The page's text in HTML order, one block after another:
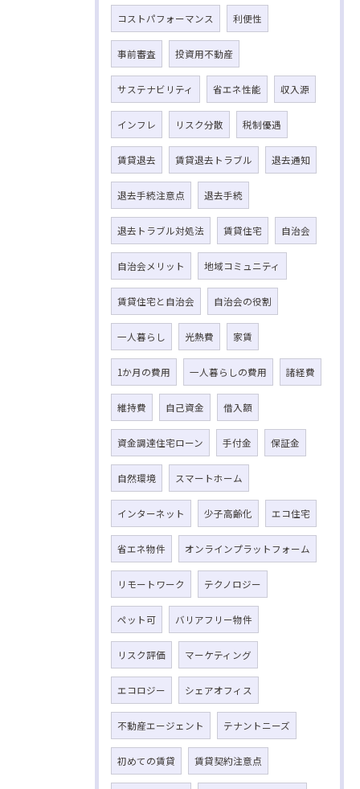
コストパフォーマンス 利便性
事前審査 投資用不動産
サステナビリティ 省エネ性能 収入源
インフレ リスク分散 税制優遇
賃貸退去 賃貸退去トラブル 退去通知
退去手続注意点 退去手続
退去トラブル対処法 賃貸住宅 自治会
自治会メリット 地域コミュニティ
賃貸住宅と自治会 自治会の役割
一人暮らし 光熱費 家賃
1か月の費用 一人暮らしの費用 諸経費
維持費 自己資金 借入額
資金調達住宅ローン 手付金 保証金
自然環境 スマートホーム
インターネット 少子高齢化 エコ住宅
省エネ物件 オンラインプラットフォーム
リモートワーク テクノロジー
ペット可 バリアフリー物件
リスク評価 マーケティング
エコロジー シェアオフィス
不動産エージェント テナントニーズ
初めての賃貸 賃貸契約注意点